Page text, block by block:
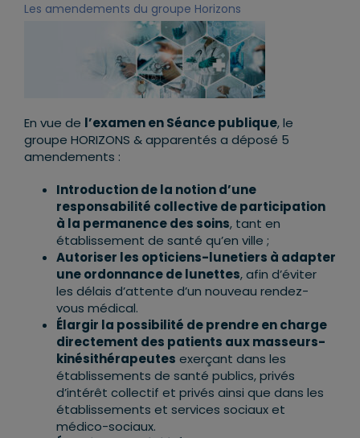
Les amendements du groupe Horizons
En vue de l’examen en Séance publique, le
groupe HORIZONS & apparentés a déposé 5
amendements :
Introduction de la notion d’une
responsabilité collective de participation
à la permanence des soins, tant en
établissement de santé qu’en ville ;
Autoriser les opticiens-lunetiers à adapter
une ordonnance de lunettes, afin d’éviter
les délais d’attente d’un nouveau rendez-
vous médical.
Élargir la possibilité de prendre en charge
directement des patients aux masseurs-
kinésithérapeutes exerçant dans les
établissements de santé publics, privés
d’intérêt collectif et privés ainsi que dans les
établissements et services sociaux et
médico-sociaux.